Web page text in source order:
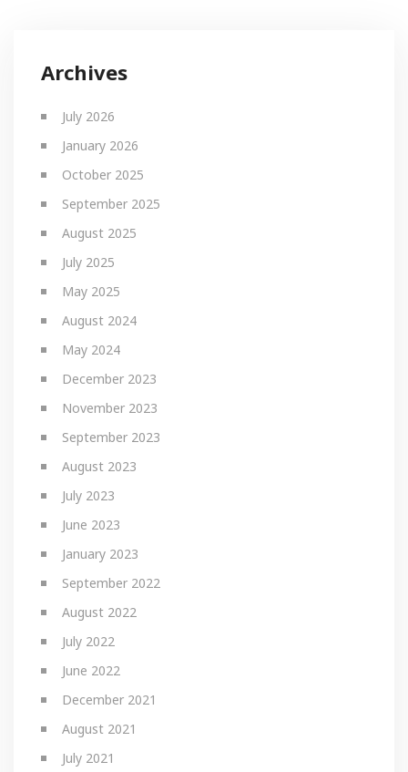
Archives
July 2026
January 2026
October 2025
September 2025
August 2025
July 2025
May 2025
August 2024
May 2024
December 2023
November 2023
September 2023
August 2023
July 2023
June 2023
January 2023
September 2022
August 2022
July 2022
June 2022
December 2021
August 2021
July 2021